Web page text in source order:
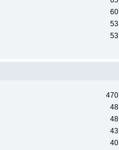
60
53
53
470
48
48
43
40